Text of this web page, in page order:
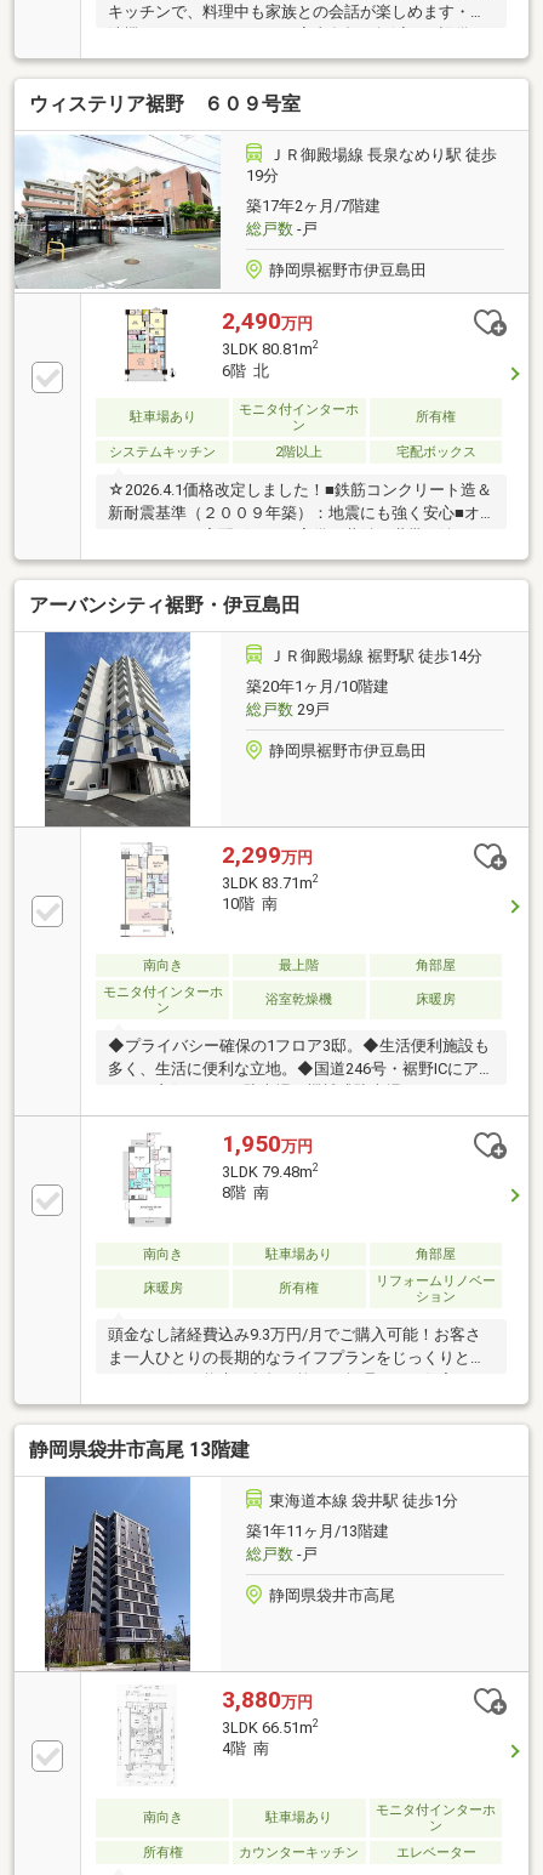
キッチンで、料理中も家族との会話が楽しめます・食
充実◎ プライバシーと快適性を両立・前面棟無しの高
層階につき、眺望と通風が良好な心地よい住空間・浴
室乾燥機やウォークインクローゼット完備で、快適な
室内環境を実現◎ 子育てにも適した周辺環境・幼稚園
まで徒歩５分、スーパーも徒歩圏内で日々のお買い物
も便利・駅近ながらも区画整理地内の整った街並み
で、落ち着いた暮らし
ウィステリア裾野 ６０９号室
ＪＲ御殿場線 長泉なめり駅 徒歩
19分
築17年2ヶ月/7階建
総戸数-戸
静岡県裾野市伊豆島田
2,490万円
3LDK 80.81m2
6階 北
駐車場あり
モニタ付インターホ
ン
所有権
システムキッチン 2階以上 宅配ボックス
☆2026.4.1価格改定しました！■鉄筋コンクリート造＆
新耐震基準（２００９年築）：地震にも強く安心■オ
ートロック・宅配ボックス完備：共働き世帯に嬉しい
仕様■南向き・日当たり良好：冬でも暖かく、光熱費
削減に寄与■広々ＬＤＫ＋和室付き：ファミリー層に
人気の間取り■ウォークインクローゼット・収納充
実：生活空間がすっきり整う
アーバンシティ裾野・伊豆島田
ＪＲ御殿場線 裾野駅 徒歩14分
築20年1ヶ月/10階建
総戸数29戸
静岡県裾野市伊豆島田
2,299万円
3LDK 83.71m2
10階 南
南向き 最上階
角部屋
モニタ付インターホ
ン
浴室乾燥機 床暖房
◆プライバシー確保の1フロア3邸。◆生活便利施設も
多く、生活に便利な立地。◆国道246号・裾野ICにア
クセス良好です。■駐車場：機械式駐車場6000円/月～
7000円/月（要確認）
1,950万円
3LDK 79.48m2
8階 南
南向き 駐車場あり 角部屋
床暖房 所有権
リフォームリノベー
ション
頭金なし諸経費込み9.3万円/月でご購入可能！お客さ
ま一人ひとりの長期的なライフプランをじっくりとヒ
アリングし、将来の負担を抑えた無理のない住宅ロー
ンを提案いたします。
静岡県袋井市高尾 13階建
東海道本線 袋井駅 徒歩1分
築1年11ヶ月/13階建
総戸数-戸
静岡県袋井市高尾
3,880万円
3LDK 66.51m2
4階 南
南向き 駐車場あり
モニタ付インターホ
ン
所有権
カウンターキッチン エレベーター